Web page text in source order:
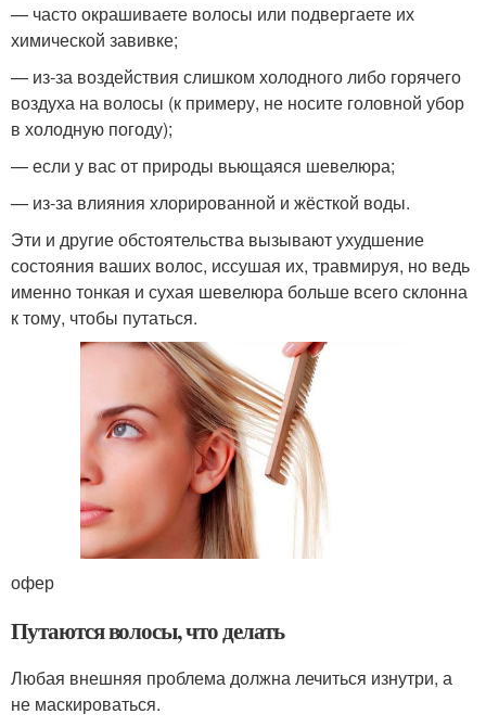
— часто окрашиваете волосы или подвергаете их
химической завивке;
— из-за воздействия слишком холодного либо горячего
воздуха на волосы (к примеру, не носите головной убор
в холодную погоду);
— если у вас от природы вьющаяся шевелюра;
— из-за влияния хлорированной и жёсткой воды.
Эти и другие обстоятельства вызывают ухудшение
состояния ваших волос, иссушая их, травмируя, но ведь
именно тонкая и сухая шевелюра больше всего склонна
к тому, чтобы путаться.
офер
Путаются волосы, что делать
Любая внешняя проблема должна лечиться изнутри, а
не маскироваться.